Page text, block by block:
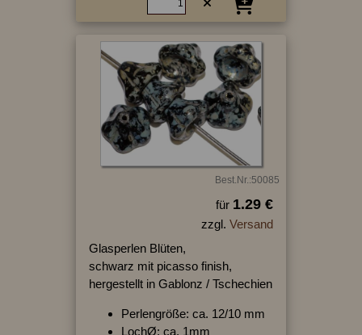
Best.Nr.:50085
für 1.29 €
zzgl. Versand
Glasperlen Blüten,
schwarz mit picasso finish,
hergestellt in Gablonz / Tschechien
Perlengröße: ca. 12/10 mm
LochØ: ca. 1mm